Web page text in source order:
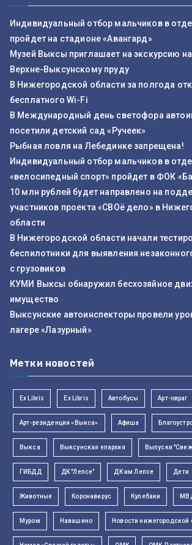
Индивидуальный отбор мальчиков в
пройдет на стадионе «Авангард»
Музей Выксы приглашает на экскурсию
Верхне-Выксунскому пруду
В Нижегородской области за полгода
бесплатного Wi-Fi
В Международный день светофора
посетили детский сад «Ручеек»
Рыбная ловля на Лебединке запрещена!
Индивидуальный отбор мальчиков в
«велосипедный спорт» пройдет в ФОК
10 млн рублей будет направлено на
участников проекта «СВОё дело» в
области
В Нижегородской области начали
беспилотники для выявления
с грузовиков
КУМИ Выксы обнаружил бесхозяйное
имущество
Выксунские автоинспекторы провели
лагере «Лазурный»
Метки новостей
Ex Libris Ex Libris Автобусы Арт-овраг
Арт-резиденция «Выкса» Афиша
Выкса Выксунская епархия Выпуски
ГИБДД ДК "Лепсе" ДК им Лепсе Дети
Животные Коронавирус Кулебаки
Муром Навашино Новости нижегородской